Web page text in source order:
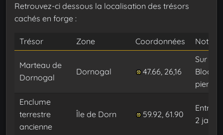
Retrouvez-ci dessous la localisation des trésors
cachés en forge :
Trésor Zone Coordonnées Note
Marteau de
Dornogal
Dornogal 47.66, 26,16
Sur le
Bloc de
pierre
Enclume
terrestre
ancienne
Île de Dorn 59.92, 61.90
Entre
2